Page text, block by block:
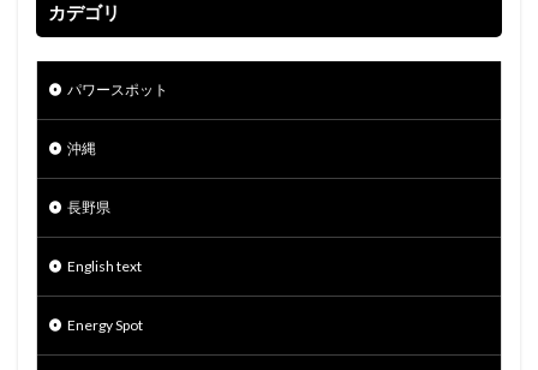
カデゴリ
パワースポット
沖縄
長野県
English text
Energy Spot